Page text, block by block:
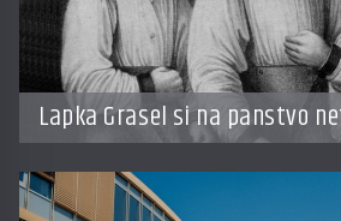
Lapka Grasel si na panstvo